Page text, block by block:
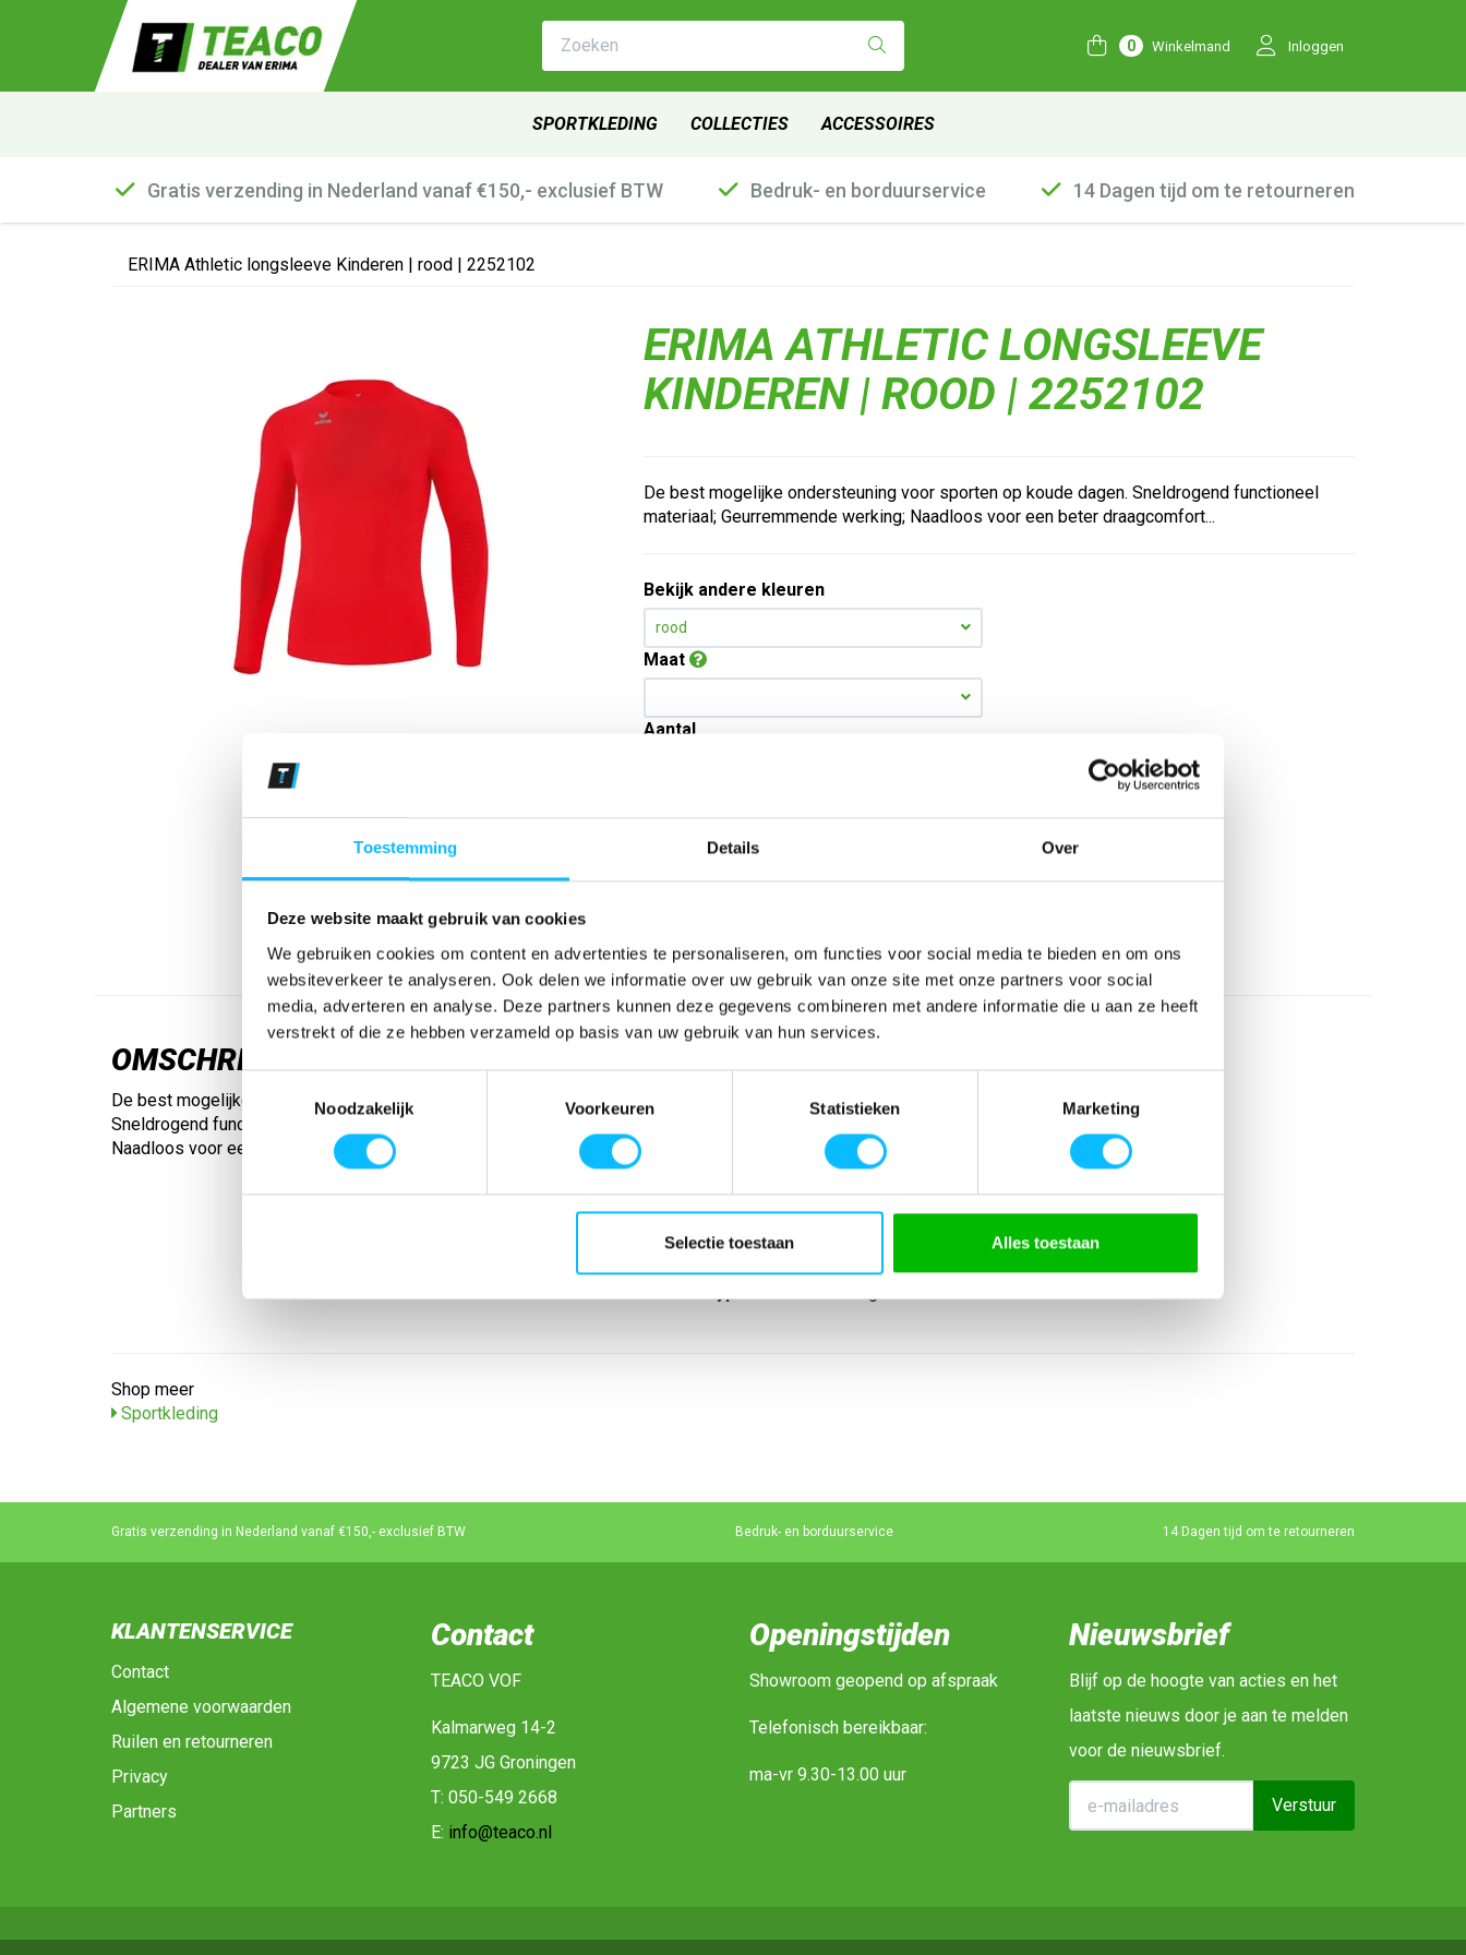
Toestemming Details Over
Deze website maakt gebruik van cookies
We gebruiken cookies om content en advertenties te personaliseren, om functies voor social media te bieden en om ons
websiteverkeer te analyseren. Ook delen we informatie over uw gebruik van onze site met onze partners voor social
media, adverteren en analyse. Deze partners kunnen deze gegevens combineren met andere informatie die u aan ze heeft
verstrekt of die ze hebben verzameld op basis van uw gebruik van hun services.
Noodzakelijk
Voorkeuren Statistieken Marketing
Selectie toestaan Alles toestaan
0 Winkelmand Inloggen
SPORTKLEDING COLLECTIES ACCESSOIRES
Gratis verzending in Nederland vanaf €150,- exclusief BTW Bedruk- en borduurservice 14 Dagen tijd om te retourneren
ERIMA Athletic longsleeve Kinderen | rood | 2252102
ERIMA ATHLETIC LONGSLEEVE
KINDEREN | ROOD | 2252102
De best mogelijke ondersteuning voor sporten op koude dagen. Sneldrogend functioneel
materiaal; Geurremmende werking; Naadloos voor een beter draagcomfort...
Bekijk andere kleuren
rood
Maat
Aantal
*Gratis verzending vanaf €150,- exclusief BTW
Kies kleur/maat
OMSCHRIJVING
De best mogelijke ondersteuning voor sporten op koude dagen.
Sneldrogend functioneel materiaal; Geurremmende werking;
Naadloos voor een beter draagcomfort
SPECIFICATIES
Artikelnummer
-
Erima
2252101alk
Materiaal
100% polyamide
Lijn
Functioneel ondergoed
Sport
Teamsport Keeper Scheidsrechter
Type groep
Ondergoed
Shop meer
Sportkleding
Gratis verzending in Nederland vanaf €150,- exclusief BTW Bedruk- en borduurservice 14 Dagen tijd om te retourneren
KLANTENSERVICE
Contact
Algemene voorwaarden
Ruilen en retourneren
Privacy
Partners
Contact
TEACO VOF
Kalmarweg 14-2
9723 JG Groningen
T: 050-549 2668
E: info@teaco.nl
Openingstijden
Showroom geopend op afspraak
Telefonisch bereikbaar:
ma-vr 9.30-13.00 uur
Nieuwsbrief
Blijf op de hoogte van acties en het
laatste nieuws door je aan te melden
voor de nieuwsbrief.
Verstuur